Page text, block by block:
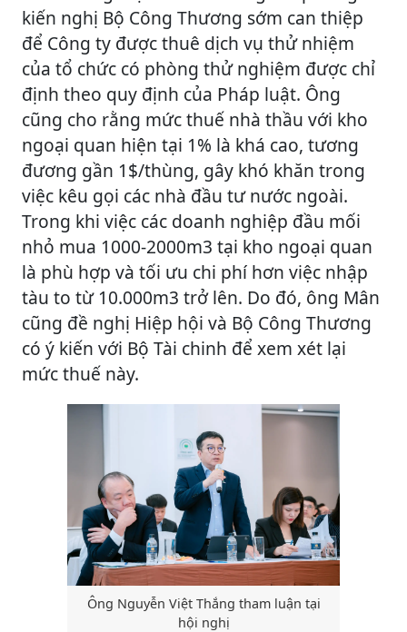
kiến nghị Bộ Công Thương sớm can thiệp
để Công ty được thuê dịch vụ thử nhiệm
của tổ chức có phòng thử nghiệm được chỉ
định theo quy định của Pháp luật. Ông
cũng cho rằng mức thuế nhà thầu với kho
ngoại quan hiện tại 1% là khá cao, tương
đương gần 1$/thùng, gây khó khăn trong
việc kêu gọi các nhà đầu tư nước ngoài.
Trong khi việc các doanh nghiệp đầu mối
nhỏ mua 1000-2000m3 tại kho ngoại quan
là phù hợp và tối ưu chi phí hơn việc nhập
tàu to từ 10.000m3 trở lên. Do đó, ông Mân
cũng đề nghị Hiệp hội và Bộ Công Thương
có ý kiến với Bộ Tài chinh để xem xét lại
mức thuế này.
Ông Nguyễn Việt Thắng tham luận tại
hội nghị